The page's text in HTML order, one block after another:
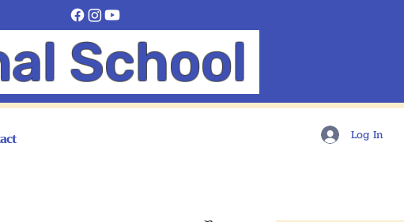
School
Log In